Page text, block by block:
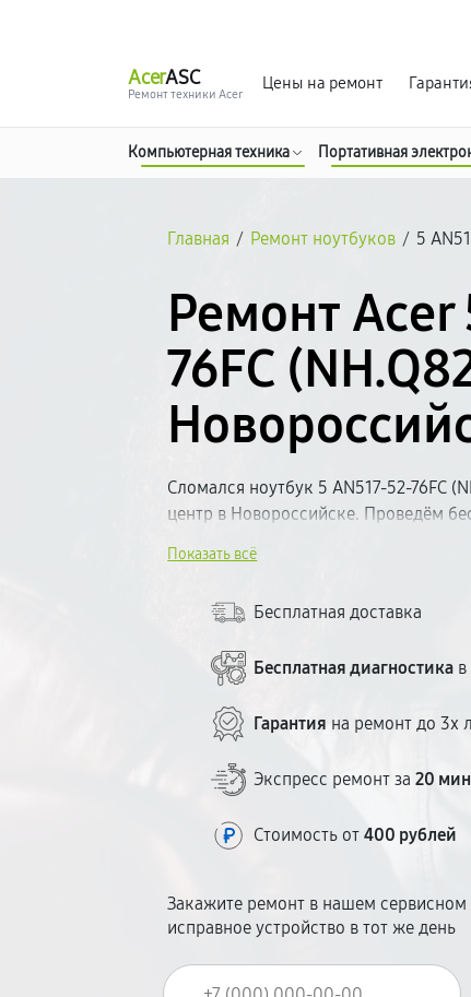
AcerASC
Ремонт техники Acer
Цены на ремонт
Компьютерная техника Портативная
Главная / Ремонт ноутбуков / 5
Ремонт Acer
76FC
Сломался ноутбук 5 AN517-52-76FC
центр в Новороссийске. Проведём
гарантию на все виды работ. Ремонт
Показать всё
Бесплатная доставка
Бесплатная диагностика
Гарантия на ремонт до 3х
Экспресс ремонт за20
Стоимость от400 рублей
Закажите ремонт в нашем
исправное устройство в тот же день